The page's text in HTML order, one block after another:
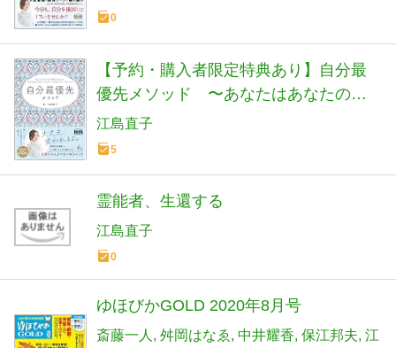
0
【予約・購入者限定特典あり】自分最
優先メソッド 〜あなたはあなたの世
界の主人公。本当の自分を迎えに行け
ば、人生はやさしく回りだす〜
江島直子
5
霊能者、生還する
江島直子
0
ゆほびかGOLD 2020年8月号
斎藤一人 舛岡はなゑ 中井耀香 保江邦夫 江